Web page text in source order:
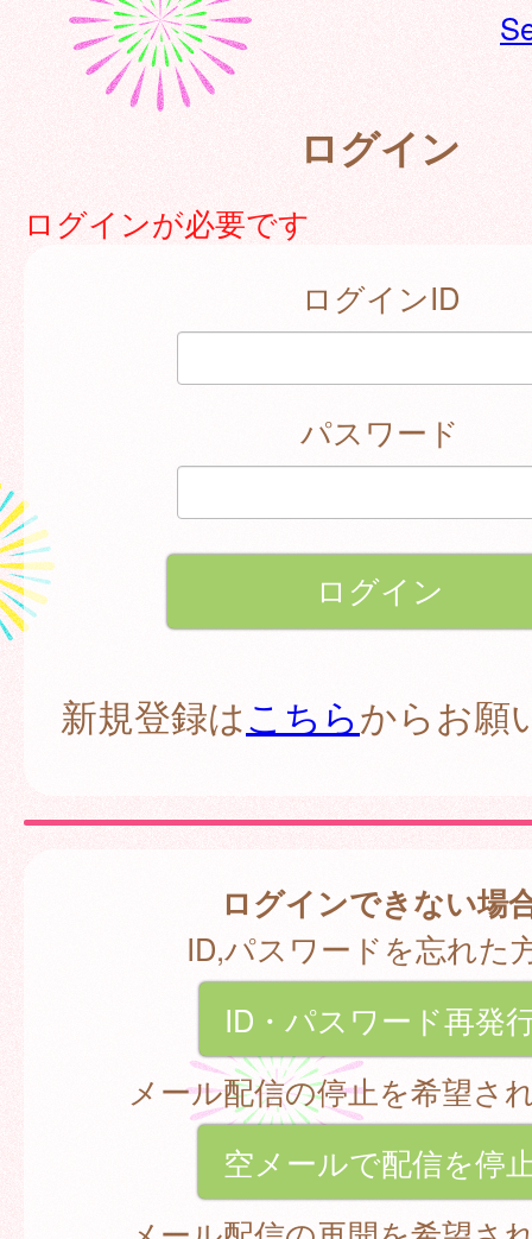
ログイン
ログインが必要です
ログインID
パスワード
新規登録はこちらからお願
ログインできない場
ID,パスワードを忘れた
ID・パスワード再発
メール配信の停止を希望さ
空メールで配信を停